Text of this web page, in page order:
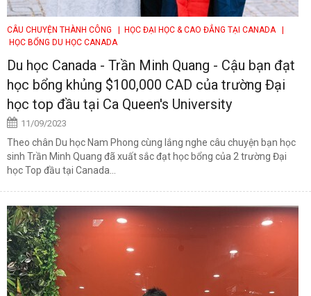
CÂU CHUYỆN THÀNH CÔNG | HỌC ĐẠI HỌC & CAO ĐẲNG TẠI CANADA
|
HỌC BỔNG DU HỌC CANADA
Du học Canada - Trần Minh Quang - Cậu bạn đạt
học bổng khủng $100,000 CAD của trường Đại
học top đầu tại Ca Queen's University
11/09/2023
Theo chân Du học Nam Phong cùng lắng nghe câu chuyện bạn học
sinh Trần Minh Quang đã xuất sắc đạt học bổng của 2 trường Đại
học Top đầu tại Canada...